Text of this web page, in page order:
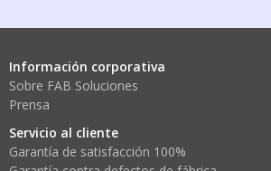
Información corporativa
Sobre FAB Soluciones
Prensa
Servicio al cliente
Garantía de satisfacción 100%